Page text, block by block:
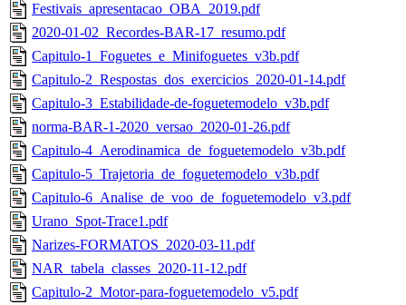
Festivais_apresentacao_OBA_2019.pdf
2020-01-02_Recordes-BAR-17_resumo.pdf
Capitulo-1_Foguetes_e_Minifoguetes_v3b.pdf
Capitulo-2_Respostas_dos_exercicios_2020-01-14.pdf
Capitulo-3_Estabilidade-de-foguetemodelo_v3b.pdf
norma-BAR-1-2020_versao_2020-01-26.pdf
Capitulo-4_Aerodinamica_de_foguetemodelo_v3b.pdf
Capitulo-5_Trajetoria_de_foguetemodelo_v3b.pdf
Capitulo-6_Analise_de_voo_de_foguetemodelo_v3.pdf
Urano_Spot-Trace1.pdf
Narizes-FORMATOS_2020-03-11.pdf
NAR_tabela_classes_2020-11-12.pdf
Capitulo-2_Motor-para-foguetemodelo_v5.pdf